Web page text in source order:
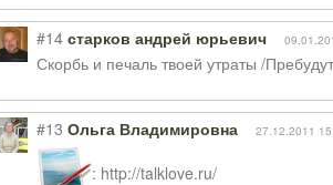
#14 старков андрей юрьевич
Скорбь и печаль твоей утраты /
#13 Ольга Владимировна 27.12.2011
: http://talklove.ru/